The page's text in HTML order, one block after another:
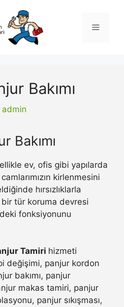
Menü
Bakımı
admin
Bakımı
ev, ofis gibi yapılarda
kirlenmesini
hırsızlıklarla
bir tür koruma devresi
fonksiyonunu
Tamiri hizmeti
değişimi, panjur kordon
bakımı, panjur
makas tamiri, panjur
panjur sıkışması,